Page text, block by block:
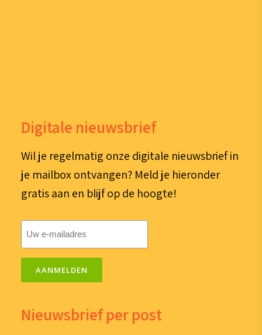
Digitale nieuwsbrief
Wil je regelmatig onze digitale nieuwsbrief in
je mailbox ontvangen? Meld je hieronder
gratis aan en blijf op de hoogte!
AANMELDEN
Nieuwsbrief per post